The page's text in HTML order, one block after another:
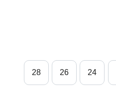
24
26
28